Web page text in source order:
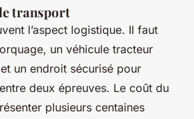
transport
l’aspect logistique. Il faut
un véhicule tracteur
un endroit sécurisé pour
deux épreuves. Le coût du
plusieurs centaines